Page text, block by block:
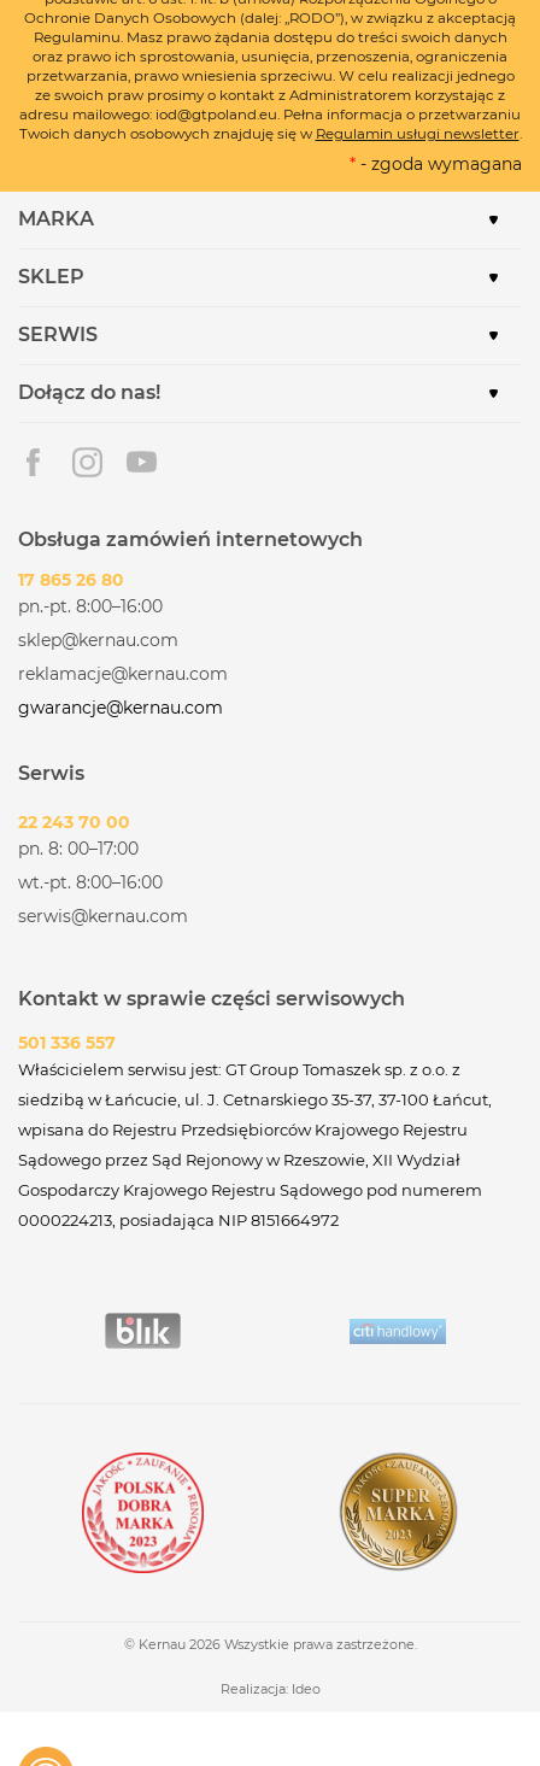
Ochronie Danych Osobowych (dalej: „RODO”), w związku z akceptacją
Regulaminu. Masz prawo żądania dostępu do treści swoich danych
oraz prawo ich sprostowania, usunięcia, przenoszenia, ograniczenia
przetwarzania, prawo wniesienia sprzeciwu. W celu realizacji jednego
ze swoich praw prosimy o kontakt z Administratorem korzystając z
adresu mailowego: iod@gtpoland.eu. Pełna informacja o przetwarzaniu
Twoich danych osobowych znajduję się w Regulamin usługi newsletter.
* - zgoda wymagana
MARKA
SKLEP
SERWIS
Dołącz do nas!
Obsługa zamówień internetowych
17 865 26 80
pn.-pt. 8:00–16:00
sklep@kernau.com
reklamacje@kernau.com
gwarancje@kernau.com
Serwis
22 243 70 00
pn. 8: 00–17:00
wt.-pt. 8:00–16:00
serwis@kernau.com
Kontakt w sprawie części serwisowych
501 336 557
Właścicielem serwisu jest: GT Group Tomaszek sp. z o.o. z
siedzibą w Łańcucie, ul. J. Cetnarskiego 35-37, 37-100 Łańcut,
wpisana do Rejestru Przedsiębiorców Krajowego Rejestru
Sądowego przez Sąd Rejonowy w Rzeszowie, XII Wydział
Gospodarczy Krajowego Rejestru Sądowego pod numerem
0000224213, posiadająca NIP 8151664972
© Kernau 2026 Wszystkie prawa zastrzeżone.
Realizacja: Ideo